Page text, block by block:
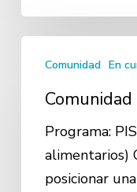
SASComunidad En
Comunidad
Programa:
alimentarios)
posicionar